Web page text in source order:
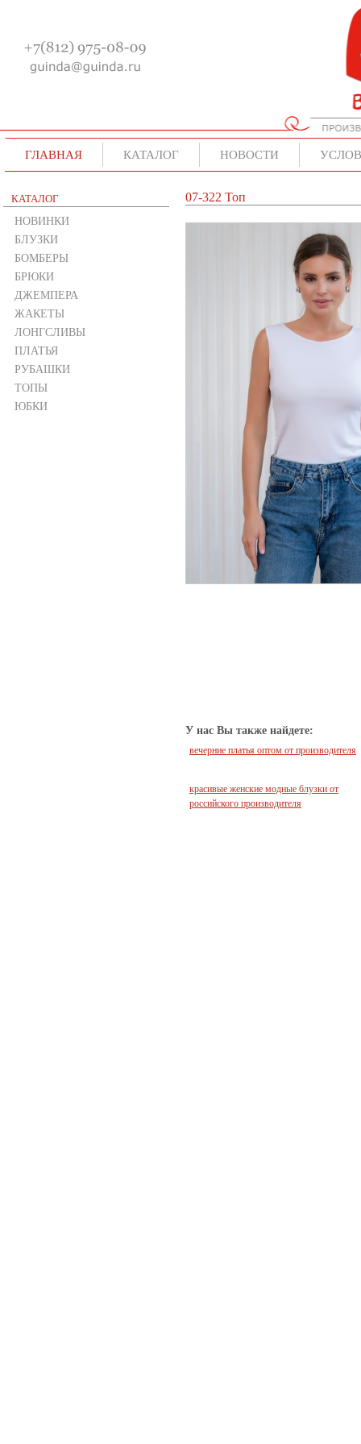
ГЛАВНАЯ КАТАЛОГ НОВОСТИ
КАТАЛОГ
НОВИНКИ
БЛУЗКИ
БОМБЕРЫ
БРЮКИ
ДЖЕМПЕРА
ЖАКЕТЫ
ЛОНГСЛИВЫ
ПЛАТЬЯ
РУБАШКИ
ТОПЫ
ЮБКИ
07-322 Топ
У нас Вы также найдете:
вечерние платья оптом от производителя
красивые женские модные блузки от
российского производителя